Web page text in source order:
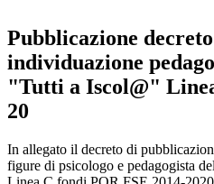
Pubblicazione
individuazione
"Tutti a Iscol@"
20
In allegato il decreto di
figure di psicologo e pedagogista